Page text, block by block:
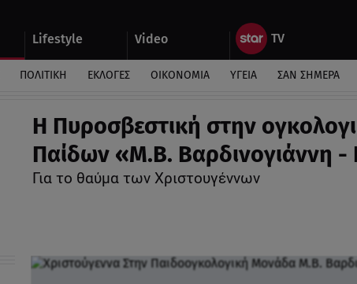
Lifestyle Video
ΠΟΛΙΤΙΚΗ ΕΚΛΟΓΕΣ ΟΙΚΟΝΟΜΙΑ ΥΓΕΙΑ ΣΑΝ ΣΗΜΕΡΑ
Η Πυροσβεστική στην
Παίδων «Μ.Β. Βαρδινογιάννη -
Για το θαύμα των Χριστουγέννων